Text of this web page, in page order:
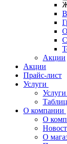
Акции
Акции
Прайс-лист
Услуги
Услуги
О компании
О
О